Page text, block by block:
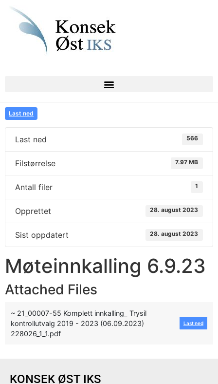
Last ned
Last ned 566
Filstørrelse 7.97 MB
Antall filer 1
Opprettet 28. august 2023
Sist oppdatert 28. august 2023
Møteinnkalling 6.9.23
Attached Files
~ 21_00007-55 Komplett innkalling_ Trysil
kontrollutvalg 2019 - 2023 (06.09.2023)
228026_1_1.pdf
Last ned
KONSEK ØST IKS